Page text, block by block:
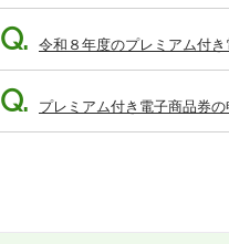
Q. 令和８年度のプレミアム付き
Q. プレミアム付き電子商品券の